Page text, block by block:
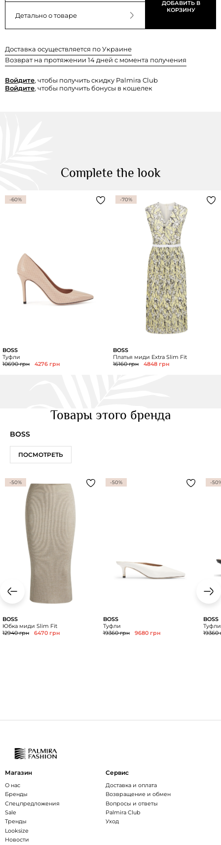
Детально о товаре
ДОБАВИТЬ В
КОРЗИНУ
Доставка осуществляется по Украине
Возврат на протяжении 14 дней с момента получения
Войдите, чтобы получить скидку Palmira Club
Войдите, чтобы получить бонусы в кошелек
Complete the look
-60%
BOSS
Туфли
10690 грн
4276 грн
-70%
BOSS
Платья миди Extra Slim Fit
16160 грн
4848 грн
Товары этого бренда
BOSS
ПОСМОТРЕТЬ
-50%
BOSS
Юбка миди Slim Fit
12940 грн
6470 грн
-50%
BOSS
Туфли
19360 грн
9680 грн
-
BOSS
Туфли
19360
Магазин
О нас
Бренды
Спецпредложения
Sale
Тренды
Looksize
Новости
Сервис
Доставка и оплата
Возвращение и обмен
Вопросы и ответы
Palmira Club
Уход